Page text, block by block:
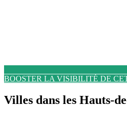
BOOSTER LA VISIBILITÉ DE
Villes dans les Hauts-